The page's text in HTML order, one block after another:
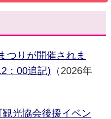
つりが開催されま
：00追記) （2026年
光協会後援イベン